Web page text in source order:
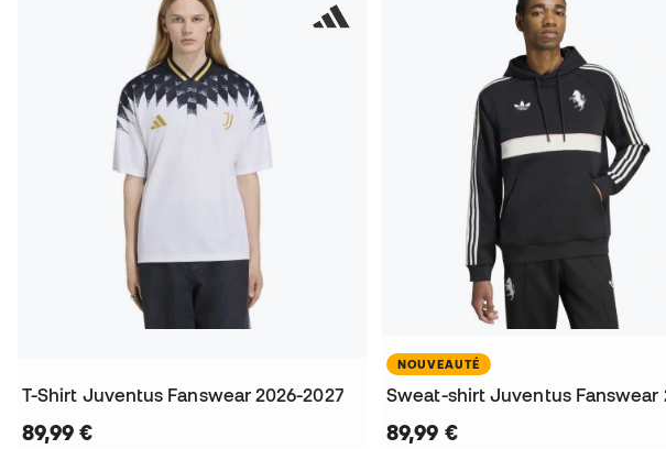
T-Shirt Juventus Fanswear 2026-2027
89,99 €
NOUVEAUTÉ
89,99 €